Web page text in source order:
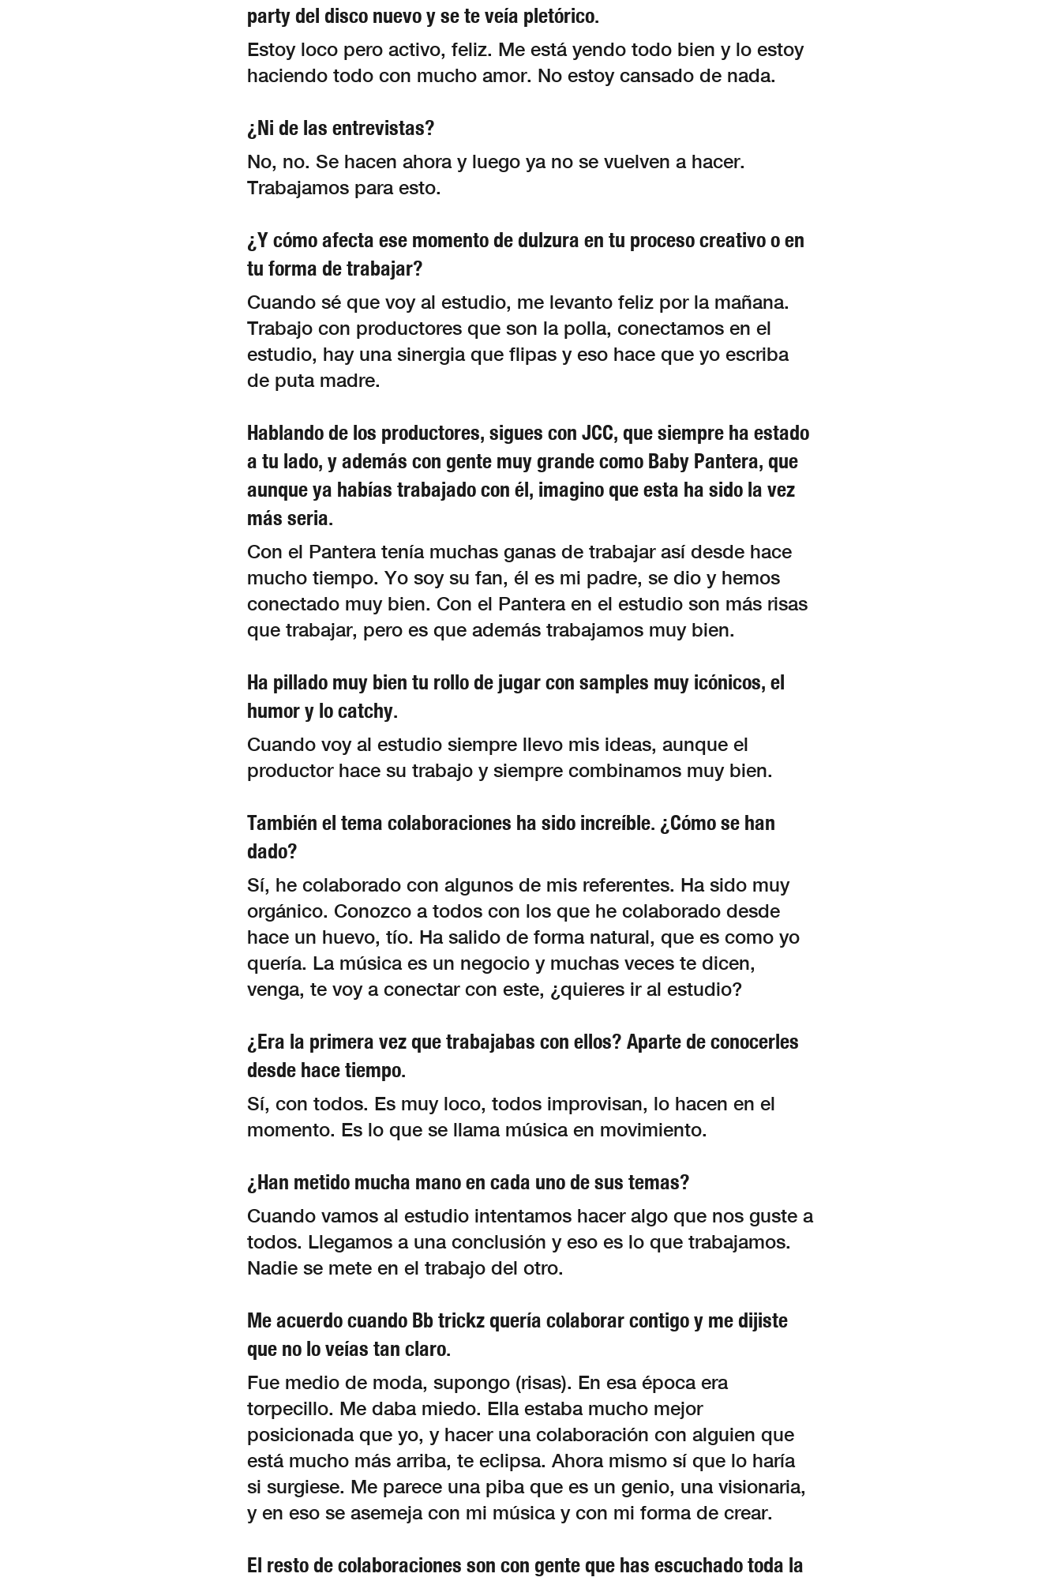
party del disco nuevo y se te veía pletórico.
Estoy loco pero activo, feliz. Me está yendo todo bien y lo estoy
haciendo todo con mucho amor. No estoy cansado de nada.
¿Ni de las entrevistas?
No, no. Se hacen ahora y luego ya no se vuelven a hacer.
Trabajamos para esto.
¿Y cómo afecta ese momento de dulzura en tu proceso creativo o en
tu forma de trabajar?
Cuando sé que voy al estudio, me levanto feliz por la mañana.
Trabajo con productores que son la polla, conectamos en el
estudio, hay una sinergia que flipas y eso hace que yo escriba
de puta madre.
Hablando de los productores, sigues con JCC, que siempre ha estado
a tu lado, y además con gente muy grande como Baby Pantera, que
aunque ya habías trabajado con él, imagino que esta ha sido la vez
más seria.
Con el Pantera tenía muchas ganas de trabajar así desde hace
mucho tiempo. Yo soy su fan, él es mi padre, se dio y hemos
conectado muy bien. Con el Pantera en el estudio son más risas
que trabajar, pero es que además trabajamos muy bien.
Ha pillado muy bien tu rollo de jugar con samples muy icónicos, el
humor y lo catchy.
Cuando voy al estudio siempre llevo mis ideas, aunque el
productor hace su trabajo y siempre combinamos muy bien.
También el tema colaboraciones ha sido increíble. ¿Cómo se han
dado?
Sí, he colaborado con algunos de mis referentes. Ha sido muy
orgánico. Conozco a todos con los que he colaborado desde
hace un huevo, tío. Ha salido de forma natural, que es como yo
quería. La música es un negocio y muchas veces te dicen,
venga, te voy a conectar con este, ¿quieres ir al estudio?
¿Era la primera vez que trabajabas con ellos? Aparte de conocerles
desde hace tiempo.
Sí, con todos. Es muy loco, todos improvisan, lo hacen en el
momento. Es lo que se llama música en movimiento.
¿Han metido mucha mano en cada uno de sus temas?
Cuando vamos al estudio intentamos hacer algo que nos guste a
todos. Llegamos a una conclusión y eso es lo que trabajamos.
Nadie se mete en el trabajo del otro.
Me acuerdo cuando Bb trickz quería colaborar contigo y me dijiste
que no lo veías tan claro.
Fue medio de moda, supongo (risas). En esa época era
torpecillo. Me daba miedo. Ella estaba mucho mejor
posicionada que yo, y hacer una colaboración con alguien que
está mucho más arriba, te eclipsa. Ahora mismo sí que lo haría
si surgiese. Me parece una piba que es un genio, una visionaria,
y en eso se asemeja con mi música y con mi forma de crear.
El resto de colaboraciones son con gente que has escuchado toda la